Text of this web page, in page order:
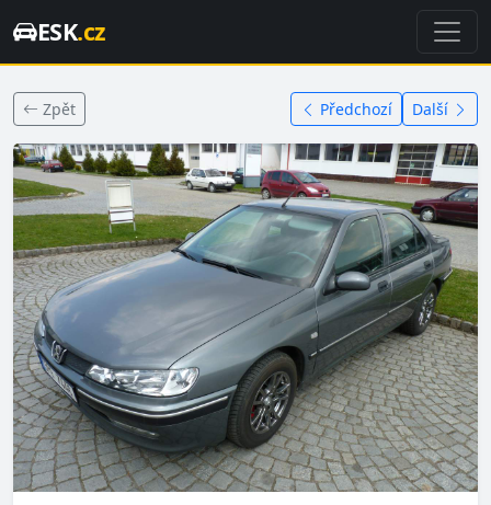
ESK.cz
Zpět Předchozí Další